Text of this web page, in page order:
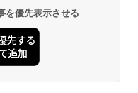
ばんやさしい 教科書:
心者 素人 でも安心 使い
副業にもコンテンツ作成
も！ 非エンジニアのた
ング入門シリーズ
シグニチャーエディ
インチディスプレイ、明
を優先表示させる